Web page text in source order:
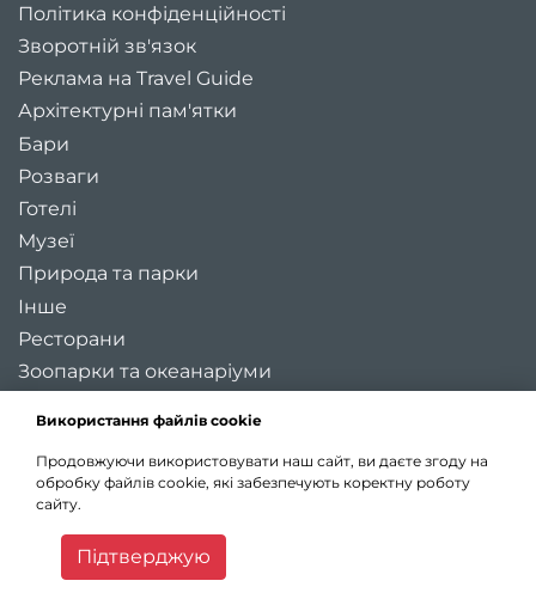
Використання файлів cookie
Продовжуючи використовувати наш сайт, ви даєте згоду на
обробку файлів cookie, які забезпечують коректну роботу
сайту.
Підтверджую
Політика конфіденційності
Зворотній зв'язок
Реклама на Travel Guide
Архітектурні пам'ятки
Бари
Розваги
Готелі
Музеї
Природа та парки
Інше
Ресторани
Зоопарки та океанаріуми
Регіони України
Туристичні міста України
Карта України
Статті